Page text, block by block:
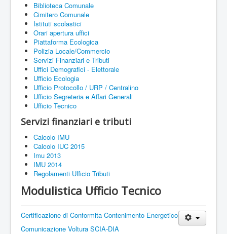
Biblioteca Comunale
Cimitero Comunale
Istituti scolastici
Orari apertura uffici
Piattaforma Ecologica
Polizia Locale/Commercio
Servizi Finanziari e Tributi
Uffici Demografici - Elettorale
Ufficio Ecologia
Ufficio Protocollo / URP / Centralino
Ufficio Segreteria e Affari Generali
Ufficio Tecnico
Servizi finanziari e tributi
Calcolo IMU
Calcolo IUC 2015
Imu 2013
IMU 2014
Regolamenti Ufficio Tributi
Modulistica Ufficio Tecnico
Certificazione di Conformita Contenimento Energetico
Comunicazione Voltura SCIA-DIA